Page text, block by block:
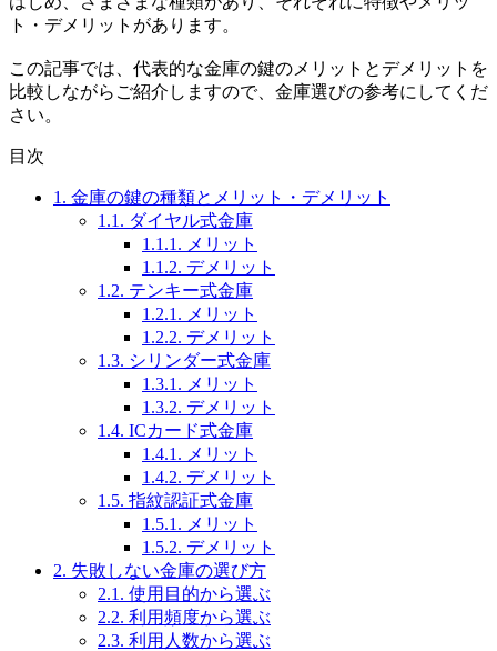
ト・デメリットがあります。
この記事では、代表的な金庫の鍵のメリットとデメリットを
比較しながらご紹介しますので、金庫選びの参考にしてくだ
さい。
目次
1. 金庫の鍵の種類とメリット・デメリット
1.1. ダイヤル式金庫
1.1.1. メリット
1.1.2. デメリット
1.2. テンキー式金庫
1.2.1. メリット
1.2.2. デメリット
1.3. シリンダー式金庫
1.3.1. メリット
1.3.2. デメリット
1.4. ICカード式金庫
1.4.1. メリット
1.4.2. デメリット
1.5. 指紋認証式金庫
1.5.1. メリット
1.5.2. デメリット
2. 失敗しない金庫の選び方
2.1. 使用目的から選ぶ
2.2. 利用頻度から選ぶ
2.3. 利用人数から選ぶ